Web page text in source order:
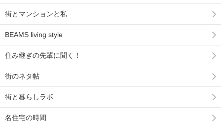
街とマンションと私
BEAMS living style
住み継ぎの先輩に聞く！
街のネタ帖
街と暮らしラボ
名住宅の時間